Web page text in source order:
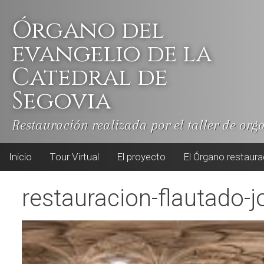
contentÓrgano del
evangelio de la
Catedral de
Segovia
Restauración realizada por el taller de
Inicio Tour Virtual El proyecto El Órgano
restauracion-flautado-